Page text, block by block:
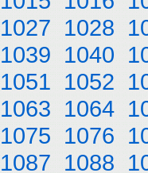
1027 1028
1039 1040
1051 1052
1063 1064
1075 1076
1087 1088